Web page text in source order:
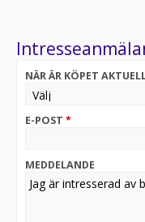
körning, Leverans
NÄR ÄR KÖPET
E-POST *
MEDDELANDE